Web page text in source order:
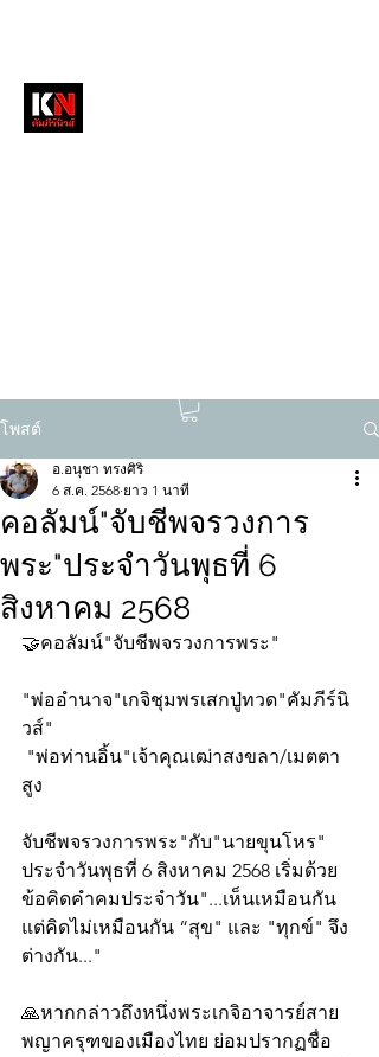
โพสต์
คอลัมน์"จับชีพจรวงการ
พระ"ประจำวันพุธที่ 6
สิงหาคม 2568
อ.อนุชา ทรงศิริ
6 ส.ค. 2568 ยาว 1 นาที
🤝คอลัมน์"จับชีพจรวงการพระ"
"พ่ออำนาจ"เกจิชุมพรเสกปู่ทวด"คัมภีร์นิ
วส์"
สูง
จับชีพจรวงการพระ"กับ"นายขุนโหร"
ประจำวันพุธที่ 6 สิงหาคม 2568 เริ่มด้วย
ข้อคิดคำคมประจำวัน"...เห็นเหมือนกัน
แต่คิดไม่เหมือนกัน “สุข" และ "ทุกข์" จึง
ต่างกัน..."
🙏หากกล่าวถึงหนึ่งพระเกจิอาจารย์สาย
พญาครุฑของเมืองไทย ย่อมปรากฏชื่อ